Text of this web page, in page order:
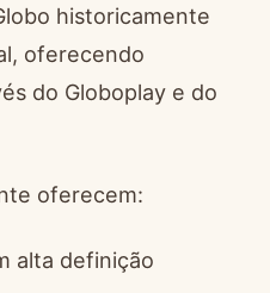
historicamente
oferecendo
do Globoplay e do
oferecem:
alta definição